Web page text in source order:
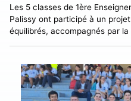
Les 5 classes de 1ère
Palissy ont participé à un
équilibrés, accompagnés par